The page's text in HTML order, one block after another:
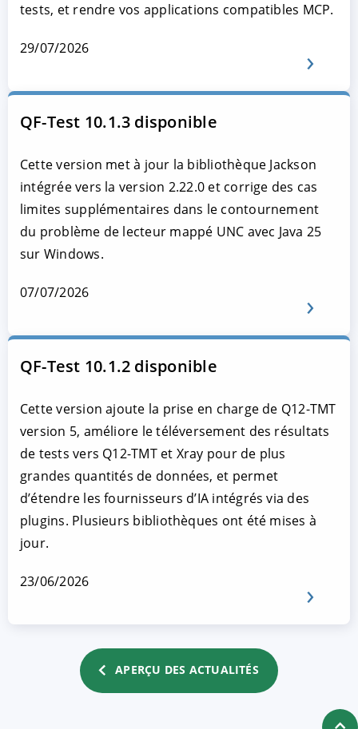
tests, et rendre vos applications compatibles MCP.
29/07/2026
QF-Test 10.1.3 disponible
Cette version met à jour la bibliothèque Jackson
intégrée vers la version 2.22.0 et corrige des cas
limites supplémentaires dans le contournement
du problème de lecteur mappé UNC avec Java 25
sur Windows.
07/07/2026
QF-Test 10.1.2 disponible
Cette version ajoute la prise en charge de Q12-TMT
version 5, améliore le téléversement des résultats
de tests vers Q12-TMT et Xray pour de plus
grandes quantités de données, et permet
d’étendre les fournisseurs d’IA intégrés via des
plugins. Plusieurs bibliothèques ont été mises à
jour.
23/06/2026
APERÇU DES ACTUALITÉS